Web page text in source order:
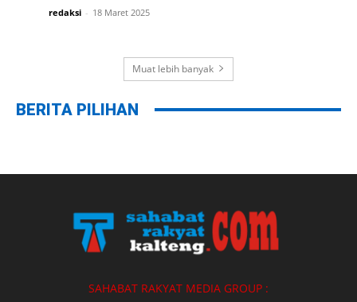
redaksi - 18 Maret 2025
Muat lebih banyak
BERITA PILIHAN
SAHABAT RAKYAT MEDIA GROUP :